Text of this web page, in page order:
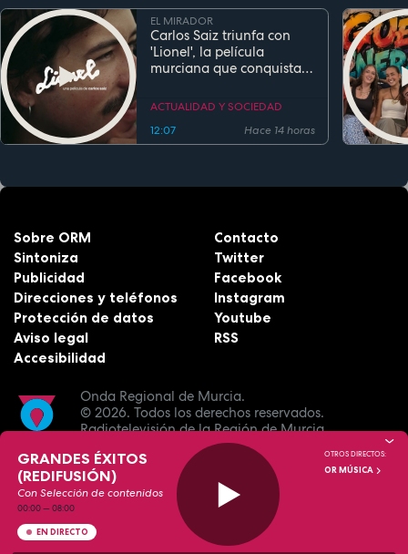
EL MIRADOR
Carlos Saiz triunfa con
'Lionel', la película
murciana que conquista
estreno
ACTUALIDAD Y SOCIEDAD
12:07
Hace 14 horas
Onda Regional de Murcia.
© 2026. Todos los derechos reservados.
Radiotelevisión de la Región de Murcia.
Sobre ORM
Sintoniza
Publicidad
Direcciones y teléfonos
Protección de datos
Aviso legal
Accesibilidad
Contacto
Twitter
Facebook
Instagram
Youtube
RSS
GRANDES ÉXITOS
(REDIFUSIÓN)
Con Selección de contenidos
00:00—08:00
EN DIRECTO
OTROS DIRECTOS:
OR MÚSICA